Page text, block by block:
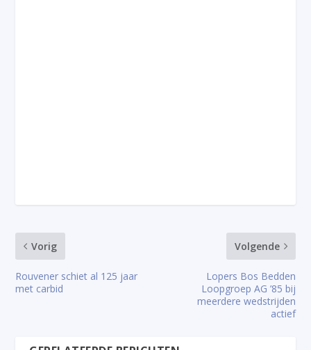
Vorig
Rouvener schiet al 125 jaar
met carbid
Volgende
Lopers Bos Bedden
Loopgroep AG ’85 bij
meerdere wedstrijden
actief